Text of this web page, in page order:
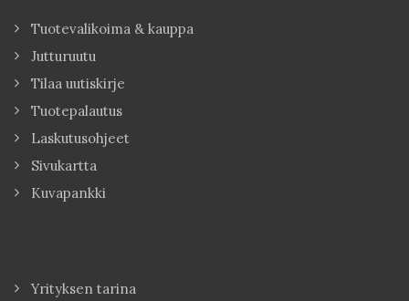
Tuotevalikoima & kauppa
Jutturuutu
Tilaa uutiskirje
Tuotepalautus
Laskutusohjeet
Sivukartta
Kuvapankki
Yrityksen tarina